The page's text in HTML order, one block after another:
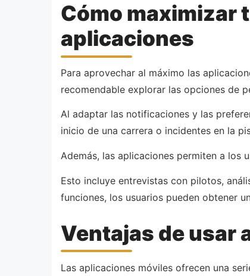
Cómo maximizar
aplicaciones
Para aprovechar al máximo las
recomendable explorar las opciones de
Al adaptar las notificaciones y las
inicio de una carrera o incidentes en la
Además, las aplicaciones permiten a los
Esto incluye entrevistas con pilotos,
funciones, los usuarios pueden obtener
Ventajas de usar
Las aplicaciones móviles ofrecen una